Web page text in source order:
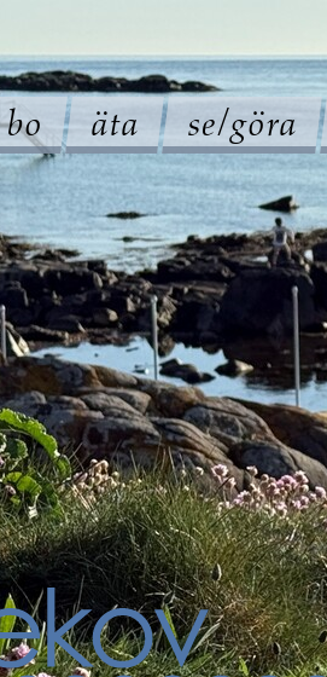
bo äta se/göra